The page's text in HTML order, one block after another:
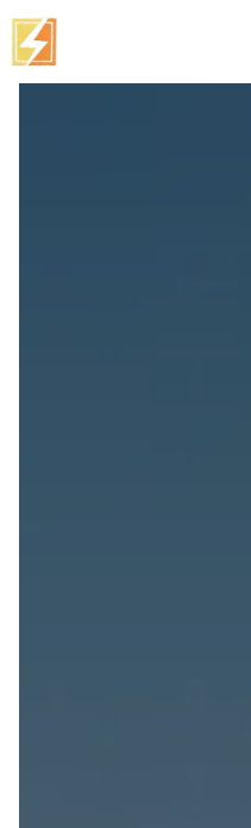
Panneau de gestion des cookies